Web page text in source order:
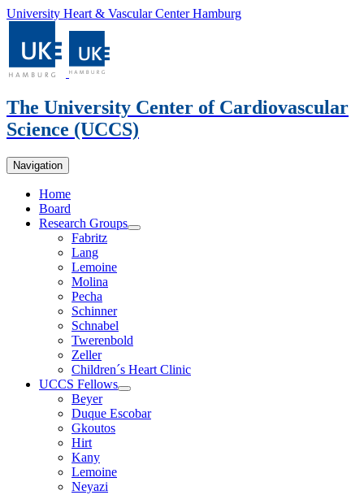
University Heart & Vascular Center Hamburg
The University Center of Cardiovascular
Science (UCCS)
Navigation
Home
Board
Research Groups
Fabritz
Lang
Lemoine
Molina
Pecha
Schinner
Schnabel
Twerenbold
Zeller
Children´s Heart Clinic
UCCS Fellows
Beyer
Duque Escobar
Gkoutos
Hirt
Kany
Lemoine
Neyazi